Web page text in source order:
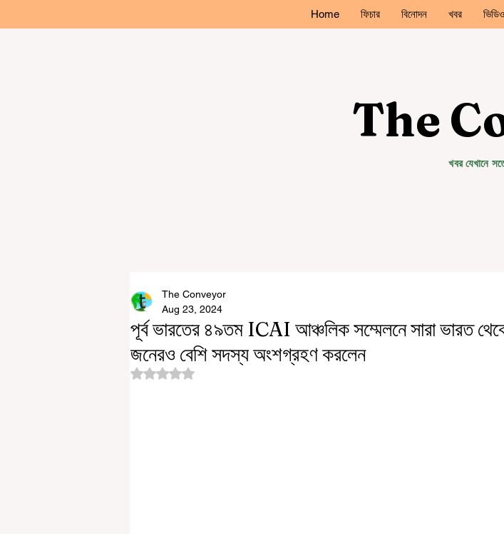
Home ফিচার বিনোদন খবর ভিডিও
The
খবর যেখানে
পূর্ব ভারতের ৪৯তম ICAI আঞ্চলিক সম্মেলনে সারা ভারত
জনেরও বেশি সদস্য অংশগ্রহণ করলেন
The Conveyor
Aug 23, 2024
Rated NaN out of 5 stars.